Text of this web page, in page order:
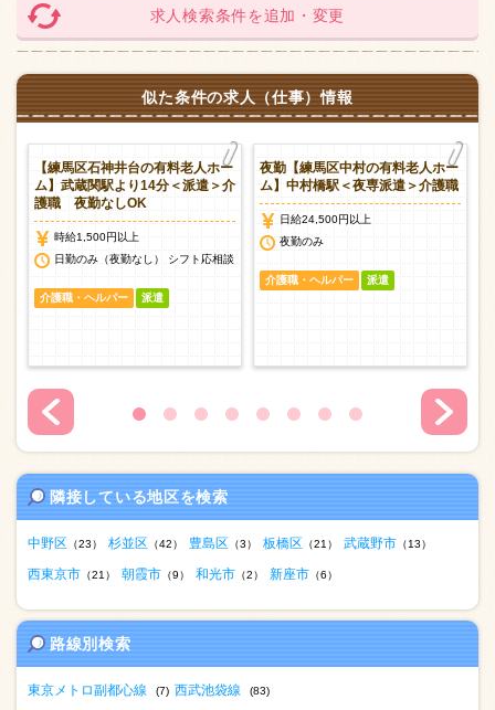
求人検索条件を追加・変更
似た条件の求人（仕事）情報
【練馬区石神井台の有料老人ホー
ム】武蔵関駅より14分＜派遣＞介
護職 夜勤なしOK
時給1,500円以上
日勤のみ（夜勤なし） シフト応相談
介護職・ヘルパー 派遣
夜勤【練馬区中村の有料老人ホー
ム】中村橋駅＜夜専派遣＞介護職
日給24,500円以上
夜勤のみ
介護職・ヘルパー 派遣
隣接している地区を検索
中野区 （23） 杉並区 （42） 豊島区 （3） 板橋区 （21） 武蔵野市 （13）
西東京市 （21） 朝霞市 （9） 和光市 （2） 新座市 （6）
路線別検索
東京メトロ副都心線 (7) 西武池袋線 (83)